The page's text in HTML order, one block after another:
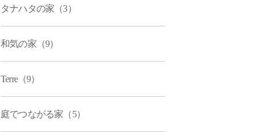
タナハタの家（3）
和気の家（9）
Terre（9）
庭でつながる家（5）